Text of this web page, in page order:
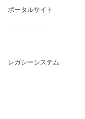
ポータルサイト
レガシーシステム